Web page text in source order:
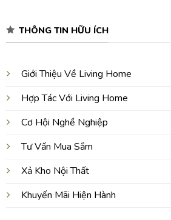
THÔNG TIN HỮU ÍCH
Giới Thiệu Về Living Home
Hợp Tác Với Living Home
Cơ Hội Nghề Nghiệp
Tư Vấn Mua Sắm
Xả Kho Nội Thất
Khuyến Mãi Hiện Hành